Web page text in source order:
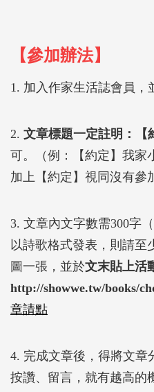
【參加辦法】
1. 加入作家生活誌會員，
2. 文章標題一定註明：【
可。（例：【約定】我家
加上【約定】視同沒有參
3. 文章內文字數需300字
以詩歌格式發表，則請至
圖一張，並於文末貼上活
http://showwe.tw/books/
章請點
4. 完成文章後，得將文章
按讚、留言，就有越高的